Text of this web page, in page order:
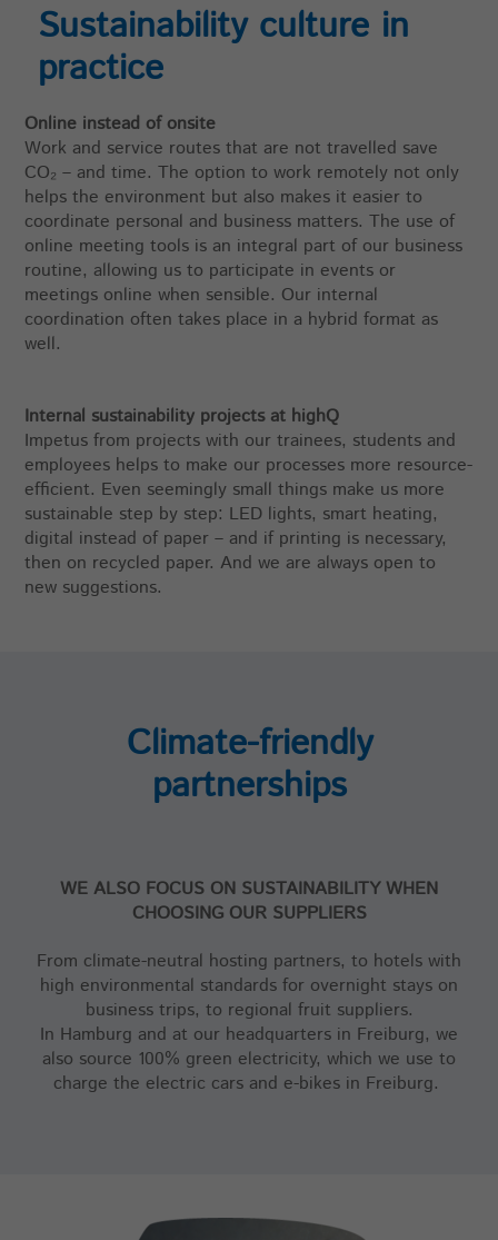
Sustainability culture in
practice
Online instead of onsite
Work and service routes that are not travelled save
CO₂ – and time. The option to work remotely not only
helps the environment but also makes it easier to
coordinate personal and business matters. The use of
online meeting tools is an integral part of our business
routine, allowing us to participate in events or
meetings online when sensible. Our internal
coordination often takes place in a hybrid format as
well.
Internal sustainability projects at highQ
Impetus from projects with our trainees, students and
employees helps to make our processes more resource-
efficient. Even seemingly small things make us more
sustainable step by step: LED lights, smart heating,
digital instead of paper – and if printing is necessary,
then on recycled paper. And we are always open to
new suggestions.
Climate-friendly
partnerships
WE ALSO FOCUS ON SUSTAINABILITY WHEN
CHOOSING OUR SUPPLIERS
From climate-neutral hosting partners, to hotels with
high environmental standards for overnight stays on
business trips, to regional fruit suppliers.
In Hamburg and at our headquarters in Freiburg, we
also source 100% green electricity, which we use to
charge the electric cars and e-bikes in Freiburg.